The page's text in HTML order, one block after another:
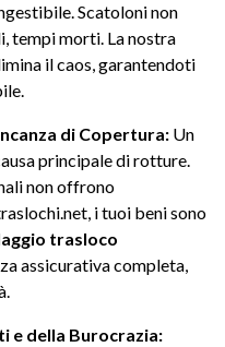
Scatoloni non
tempi morti. La nostra
il caos, garantendoti
di Copertura: Un
principale di rotture.
non offrono
i tuoi beni sono
trasloco
assicurativa completa,
e della Burocrazia: